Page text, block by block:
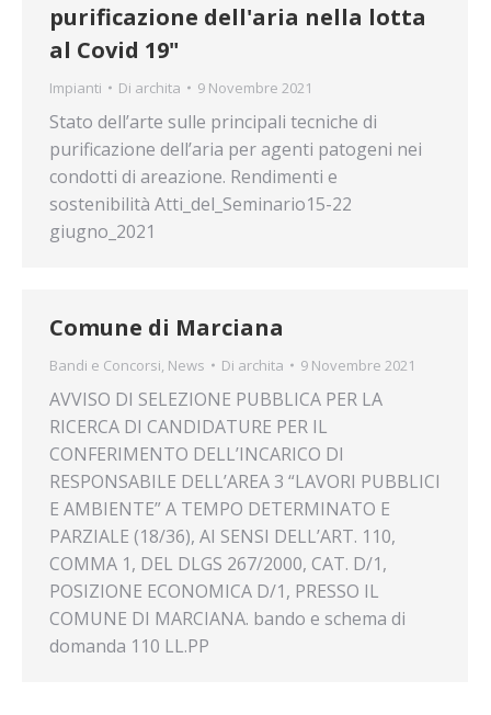
purificazione dell'aria nella lotta
al Covid 19"
Impianti Di archita 9 Novembre 2021
Stato dell’arte sulle principali tecniche di
purificazione dell’aria per agenti patogeni nei
condotti di areazione. Rendimenti e
sostenibilità Atti_del_Seminario15-22
giugno_2021
Comune di Marciana
Bandi e Concorsi, News Di archita 9 Novembre 2021
AVVISO DI SELEZIONE PUBBLICA PER LA
RICERCA DI CANDIDATURE PER IL
CONFERIMENTO DELL’INCARICO DI
RESPONSABILE DELL’AREA 3 “LAVORI PUBBLICI
E AMBIENTE” A TEMPO DETERMINATO E
PARZIALE (18/36), AI SENSI DELL’ART. 110,
COMMA 1, DEL DLGS 267/2000, CAT. D/1,
POSIZIONE ECONOMICA D/1, PRESSO IL
COMUNE DI MARCIANA. bando e schema di
domanda 110 LL.PP